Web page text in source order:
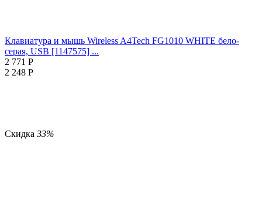
Клавиатура и мышь Wireless A4Tech FG1010 WHITE бело-
серая, USB [1147575] ...
2 771 Р
2 248 Р
Скидка 33%